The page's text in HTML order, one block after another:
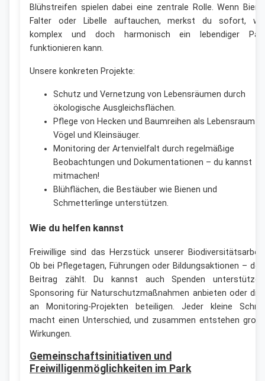
Blühstreifen spielen dabei eine zentrale Rolle. Wenn
Falter oder Libelle auftauchen, merkst du sofort,
komplex und doch harmonisch ein lebendiger
funktionieren kann.
Unsere konkreten Projekte:
Schutz und Vernetzung von Lebensräumen durch
ökologische Ausgleichsflächen.
Pflege von Hecken und Baumreihen als Lebensraum
Vögel und Kleinsäuger.
Monitoring der Artenvielfalt durch regelmäßige
Beobachtungen und Dokumentationen – du kannst
mitmachen!
Blühflächen, die Bestäuber wie Bienen und
Schmetterlinge unterstützen.
Wie du helfen kannst
Freiwillige sind das Herzstück unserer
Ob bei Pflegetagen, Führungen oder Bildungsaktionen –
Beitrag zählt. Du kannst auch Spenden
Sponsoring für Naturschutzmaßnahmen anbieten oder
an Monitoring-Projekten beteiligen. Jeder kleine
macht einen Unterschied, und zusammen entstehen
Wirkungen.
Gemeinschaftsinitiativen und
Freiwilligenmöglichkeiten im Park